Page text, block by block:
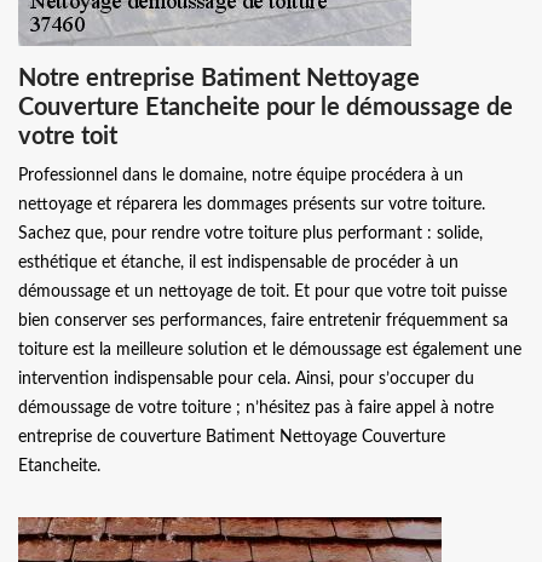
Notre entreprise Batiment Nettoyage
Couverture Etancheite pour le démoussage de
votre toit
Professionnel dans le domaine, notre équipe procédera à un
nettoyage et réparera les dommages présents sur votre toiture.
Sachez que, pour rendre votre toiture plus performant : solide,
esthétique et étanche, il est indispensable de procéder à un
démoussage et un nettoyage de toit. Et pour que votre toit puisse
bien conserver ses performances, faire entretenir fréquemment sa
toiture est la meilleure solution et le démoussage est également une
intervention indispensable pour cela. Ainsi, pour s’occuper du
démoussage de votre toiture ; n’hésitez pas à faire appel à notre
entreprise de couverture Batiment Nettoyage Couverture
Etancheite.